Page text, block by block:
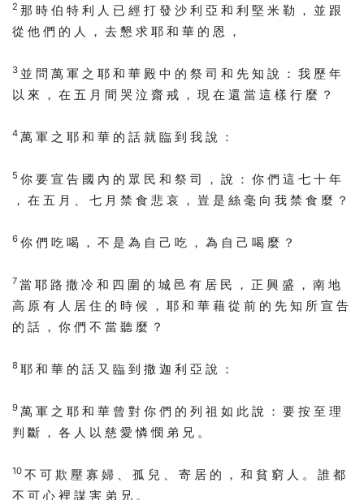
2 那 時 伯 特 利 人 已 經 打 發 沙 利 亞 和 利 堅 米 勒 ， 並 跟
從 他 們 的 人 ， 去 懇 求 耶 和 華 的 恩 ，
3 並 問 萬 軍 之 耶 和 華 殿 中 的 祭 司 和 先 知 說 ： 我 歷 年
以 來 ， 在 五 月 間 哭 泣 齋 戒 ， 現 在 還 當 這 樣 行 麼 ？
4 萬 軍 之 耶 和 華 的 話 就 臨 到 我 說 ：
5 你 要 宣 告 國 內 的 眾 民 和 祭 司 ， 說 ： 你 們 這 七 十 年
， 在 五 月 、 七 月 禁 食 悲 哀 ， 豈 是 絲 毫 向 我 禁 食 麼 ？
6 你 們 吃 喝 ， 不 是 為 自 己 吃 ， 為 自 己 喝 麼 ？
7 當 耶 路 撒 冷 和 四 圍 的 城 邑 有 居 民 ， 正 興 盛 ， 南 地
高 原 有 人 居 住 的 時 候 ， 耶 和 華 藉 從 前 的 先 知 所 宣 告
的 話 ， 你 們 不 當 聽 麼 ？
8 耶 和 華 的 話 又 臨 到 撒 迦 利 亞 說 ：
9 萬 軍 之 耶 和 華 曾 對 你 們 的 列 祖 如 此 說 ： 要 按 至 理
判 斷 ， 各 人 以 慈 愛 憐 憫 弟 兄 。
10 不 可 欺 壓 寡 婦 、 孤 兒 、 寄 居 的 ， 和 貧 窮 人 。 誰 都
不 可 心 裡 謀 害 弟 兄 。